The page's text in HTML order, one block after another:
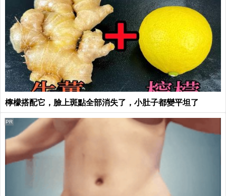
檸檬搭配它，臉上斑點全部消失了，小肚子都變平坦了
PR